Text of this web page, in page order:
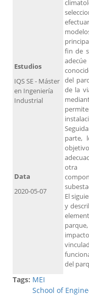
fin de
del
de la
parte,
otra
El
y
del
Estudios
IQS SE - Máster
en Ingeniería
Industrial
Data
2020-05-07
Tags: MEI
School of